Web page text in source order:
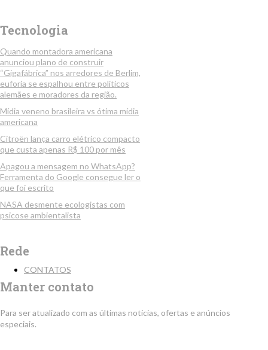
Tecnologia
Quando montadora americana
anunciou plano de construir
“Gigafábrica” nos arredores de Berlim,
euforia se espalhou entre políticos
alemães e moradores da região.
Mídia veneno brasileira vs ótima mídia
americana
Citroën lança carro elétrico compacto
que custa apenas R$ 100 por mês
Apagou a mensagem no WhatsApp?
Ferramenta do Google consegue ler o
que foi escrito
NASA desmente ecologistas com
psicose ambientalista
Rede
CONTATOS
Manter contato
Para ser atualizado com as últimas notícias, ofertas e anúncios
especiais.